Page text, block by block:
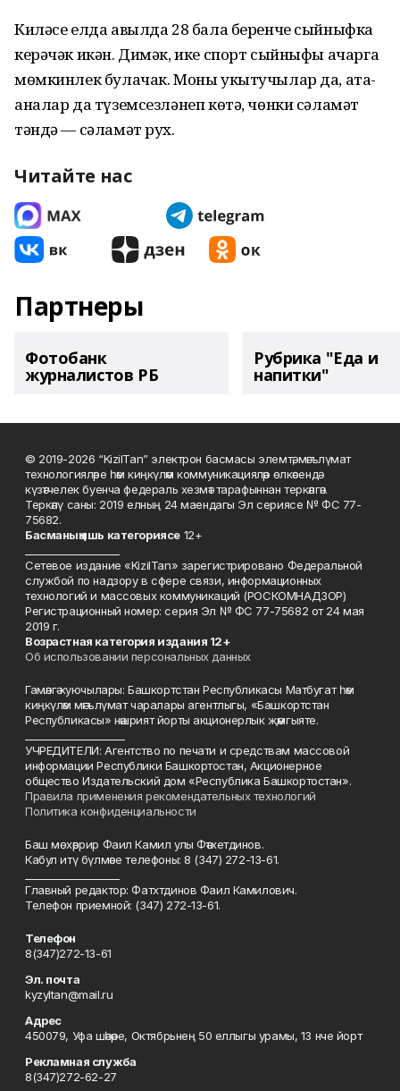
Киләсе елда авылда 28 бала беренче сыйныфка
керәчәк икән. Димәк, ике спорт сыйныфы ачарга
мөмкинлек булачак. Моны укытучылар да, ата-
аналар да түземсезләнеп көтә, чөнки сәламәт
тәндә — сәламәт рух.
Читайте нас
Партнеры
Фотобанк
журналистов РБ
Рубрика "Еда и
напитки"
© 2019-2026 “KizilTan” электрон басмасы элемтә, мәгълүмат
технологияләре һәм киңкүләм коммуникацияләр өлкәсендә
күзәтчелек буенча федераль хезмәт тарафыннан теркәлгән.
Теркәлү саны: 2019 елның 24 маендагы Эл сериясе № ФС 77-
75682.
Басманың яшь категориясе12+
Сетевое издание «KizilTan» зарегистрировано Федеральной
службой по надзору в сфере связи, информационных
технологий и массовых коммуникаций (РОСКОМНАДЗОР)
Регистрационный номер: серия Эл № ФС 77-75682 от 24 мая
2019 г.
Возрастная категория издания 12+
Об использовании персональных данных
Гамәлгә куючылары: Башкортстан Республикасы Матбугат һәм
киңкүләм мәгълүмат чаралары агентлыгы, «Башкортстан
Республикасы» нәшрият йорты акционерлык җәмгыяте.
УЧРЕДИТЕЛИ: Агентство по печати и средствам массовой
информации Республики Башкортостан, Акционерное
общество Издательский дом «Республика Башкортостан».
Правила применения рекомендательных технологий
Политика конфиденциальности
Баш мөхәррир Фаил Камил улы Фәтхетдинов.
Кабул итү бүлмәсе телефоны: 8 (347) 272-13-61.
Главный редактор: Фатхтдинов Фаил Камилович.
Телефон приемной: (347) 272-13-61.
Телефон
8(347)272-13-61
Эл. почта
kyzyltan@mail.ru
Адрес
450079, Уфа шәһәре, Октябрьнең 50 еллыгы урамы, 13 нче йорт
Рекламная служба
8(347)272-62-27